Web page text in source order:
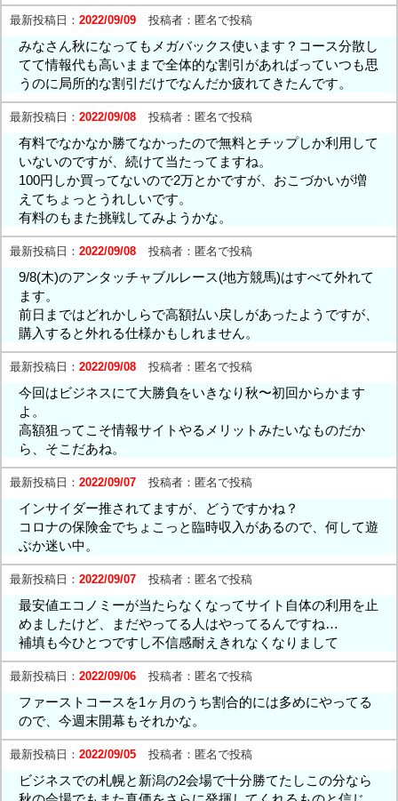
最新投稿日： 2022/09/09 投稿者： 匿名で投稿
みなさん秋になってもメガバックス使います？コース分散し
てて情報代も高いままで全体的な割引があればっていつも思
うのに局所的な割引だけでなんだか疲れてきたんです。
最新投稿日： 2022/09/08 投稿者： 匿名で投稿
有料でなかなか勝てなかったので無料とチップしか利用して
いないのですが、続けて当たってますね。
100円しか買ってないので2万とかですが、おこづかいが増
えてちょっとうれしいです。
有料のもまた挑戦してみようかな。
最新投稿日： 2022/09/08 投稿者： 匿名で投稿
9/8(木)のアンタッチャブルレース(地方競馬)はすべて外れて
ます。
前日まではどれかしらで高額払い戻しがあったようですが、
購入すると外れる仕様かもしれません。
最新投稿日： 2022/09/08 投稿者： 匿名で投稿
今回はビジネスにて大勝負をいきなり秋〜初回からかます
よ。
高額狙ってこそ情報サイトやるメリットみたいなものだか
ら、そこだあね。
最新投稿日： 2022/09/07 投稿者： 匿名で投稿
インサイダー推されてますが、どうですかね？
コロナの保険金でちょこっと臨時収入があるので、何して遊
ぶか迷い中。
最新投稿日： 2022/09/07 投稿者： 匿名で投稿
最安値エコノミーが当たらなくなってサイト自体の利用を止
めましたけど、まだやってる人はやってるんですね…
補填も今ひとつですし不信感耐えきれなくなりまして
最新投稿日： 2022/09/06 投稿者： 匿名で投稿
ファーストコースを1ヶ月のうち割合的には多めにやってる
ので、今週末開幕もそれかな。
最新投稿日： 2022/09/05 投稿者： 匿名で投稿
ビジネスでの札幌と新潟の2会場で十分勝てたしこの分なら